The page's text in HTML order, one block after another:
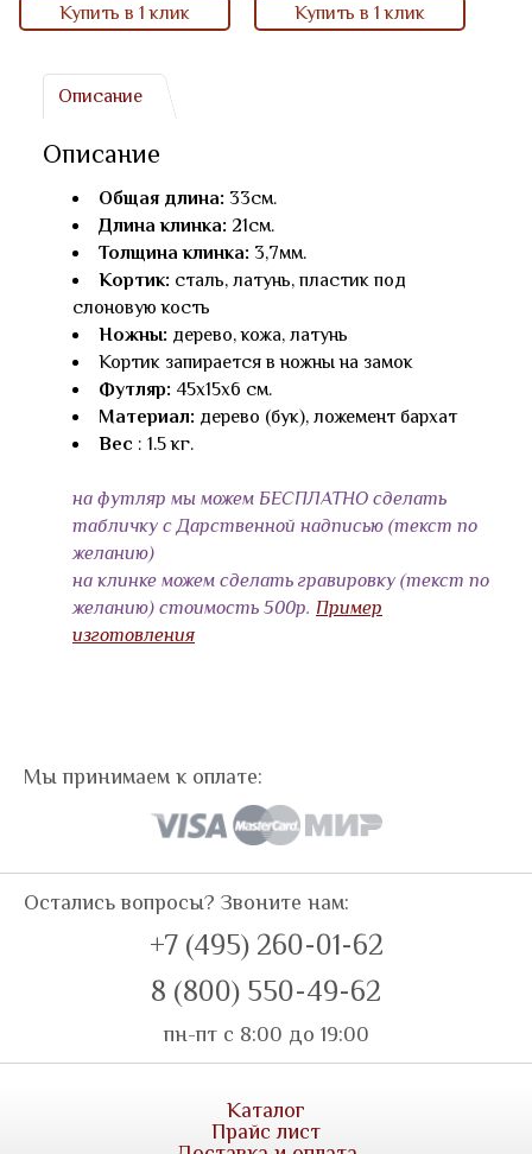
Описание
Описание
Общая длина: 33см.
Длина клинка: 21см.
Толщина клинка: 3,7мм.
Кортик: сталь, латунь, пластик под
слоновую кость
Ножны: дерево, кожа, латунь
Кортик запирается в ножны на замок
Футляр: 45x15x6 см.
Материал: дерево (бук), ложемент бархат
Вес : 1.5 кг.
на футляр мы можем БЕСПЛАТНО сделать
табличку с Дарственной надписью (текст по
желанию)
на клинке можем сделать гравировку (текст по
желанию) стоимость 500р. Пример
изготовления
Купить в 1 клик
Купить в 1 клик
Мы принимаем к оплате:
Остались вопросы? Звоните нам:
+7 (495) 260-01-62
8 (800) 550-49-62
пн-пт с 8:00 до 19:00
Каталог
Прайс лист